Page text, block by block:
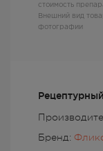
Бренд:
стоимость
Внешний вид
фотографии